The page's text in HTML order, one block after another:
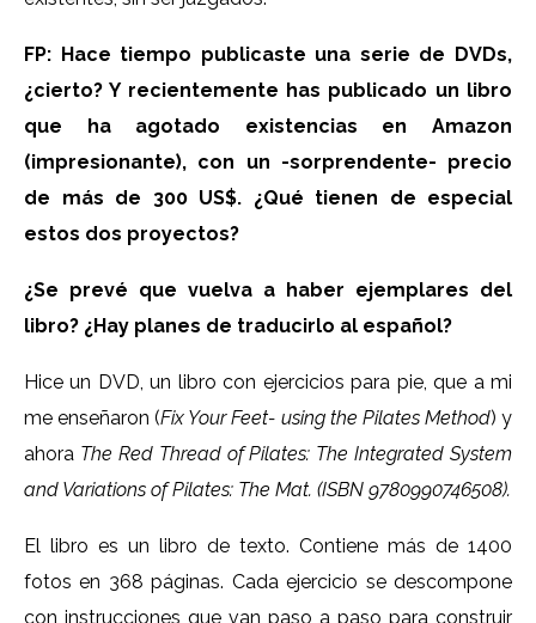
FP: Hace tiempo publicaste una serie de DVDs,
¿cierto? Y recientemente has publicado un libro
que ha agotado existencias en Amazon
(impresionante), con un -sorprendente- precio
de más de 300 US$. ¿Qué tienen de especial
estos dos proyectos?
¿Se prevé que vuelva a haber ejemplares del
libro? ¿Hay planes de traducirlo al español?
Hice un DVD, un libro con ejercicios para pie, que a mi
me enseñaron (Fix Your Feet- using the Pilates Method) y
ahora The Red Thread of Pilates: The Integrated System
and Variations of Pilates: The Mat. (ISBN 9780990746508).
El libro es un libro de texto. Contiene más de 1400
fotos en 368 páginas. Cada ejercicio se descompone
con instrucciones que van paso a paso para construir